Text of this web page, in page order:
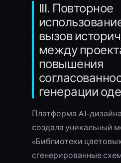
III. Повторное
вызов
между
повышения
генерации
Платформа AI-
создала уникальный
«Библиотеки
сгенерированные